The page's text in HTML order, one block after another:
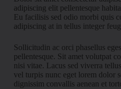
adipiscing elit pellentesque
Eu facilisis sed odio morbi quis
adipiscing at in tellus integer
Sollicitudin ac orci phasellus
pellentesque. Sit amet volutpat
nisi vitae. Lacus sed viverra
vel turpis nunc eget lorem dolor
dignissim convallis aenean et